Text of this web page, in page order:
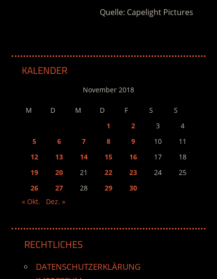
Quelle: Capelight Pictures
KALENDER
November 2018
M D M D F S
S
1
2 3
4
5
6 7 8 9 10
11
12
13 14 15 16 17
18
19
20 21 22 23 24
25
26
27 28 29
30
« Okt.
Dez. »
RECHTLICHES
DATENSCHUTZERKLÄRUNG